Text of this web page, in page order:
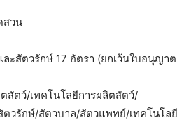
สวน
ะสัตวรักษ์ 17 อัตรา (ยกเว้นใบอนุญาต
สัตว์/เทคโนโลยีการผลิตสัตว์/
วรักษ์/สัตวบาล/สัตวแพทย์/เทคโนโลยี